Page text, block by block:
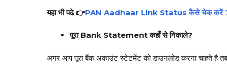
यहा भी पढे 👉PAN Aadhaar Link Status कैसे चेक करें ?
पूरा Bank Statement कहाँ से निकाले?
अगर आप पूरा बैंक अकाउंट स्टेटमेंट को डाउनलोड करना चाहते है